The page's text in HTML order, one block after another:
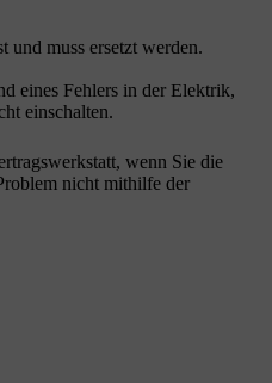
und muss ersetzt werden.
eines Fehlers in der Elektrik,
einschalten.
wenn Sie die
nicht mithilfe der